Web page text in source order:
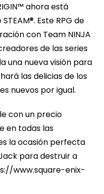
ahora está
Este RPG de
con Team NINJA
de las series
una nueva visión para
hará las delicias de los
nuevos por igual.
con un precio
en todas las
la ocasión perfecta
para destruir a
www.square-enix-